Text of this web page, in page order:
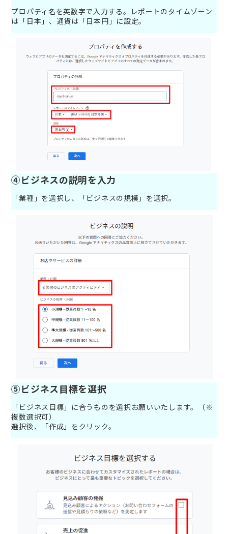
プロパティ名を英数字で入力する。レポートのタイムゾーン
は「日本」、通貨は「日本円」に設定。
④ビジネスの説明を入力
「業種」を選択し、「ビジネスの規模」を選択。
⑤ビジネス目標を選択
「ビジネス目標」に合うものを選択お願いいたします。（※
複数選択可）
選択後、「作成」をクリック。